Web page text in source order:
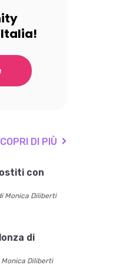
DI PIÙ
con
Monica Diliberti
di
Diliberti